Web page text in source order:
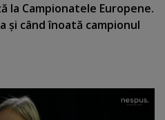
la Campionatele Europene.
şi când înoată campionul